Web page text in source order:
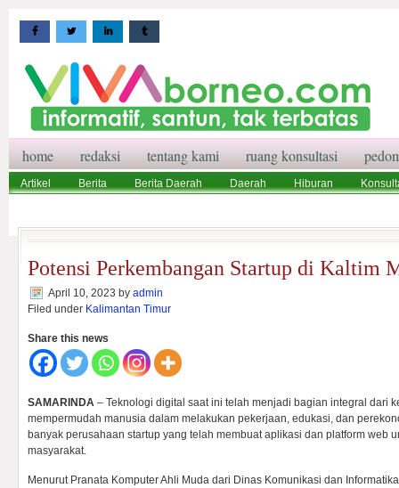
home redaksi tentang kami ruang konsultasi
Artikel Berita Berita Daerah Daerah Hiburan
Potensi Perkembangan Startup di Kaltim
April 10, 2023 by admin
Filed under Kalimantan Timur
Share this news
SAMARINDA – Teknologi digital saat ini telah menjadi bagian integral dari
mempermudah manusia dalam melakukan pekerjaan, edukasi, dan
banyak perusahaan startup yang telah membuat aplikasi dan platform web
masyarakat.
Menurut Pranata Komputer Ahli Muda dari Dinas Komunikasi dan